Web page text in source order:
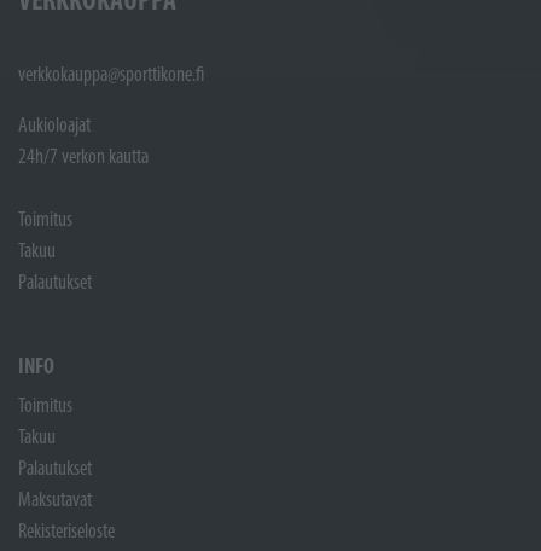
verkkokauppa@sporttikone.fi
Aukioloajat
24h/7 verkon kautta
Toimitus
Takuu
Palautukset
INFO
Toimitus
Takuu
Palautukset
Maksutavat
Rekisteriseloste